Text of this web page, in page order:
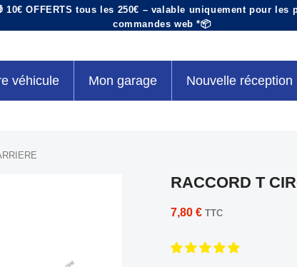
10€ OFFERTS tous les 250€ – valable uniquement pour
commandes web *📦
véhicule Mon garage Nouvelle réception
RACCORD T
7,80 € TTC